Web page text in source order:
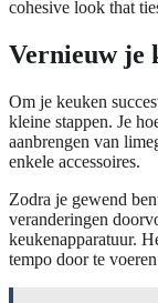
cohesive look that
Vernieuw je
Om je keuken
kleine stappen. Je
aanbrengen van
enkele accessoires.
Zodra je gewend
veranderingen
keukenapparatuur.
tempo door te